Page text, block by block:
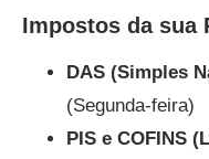
Impostos da sua
DAS (Simples
(Segunda-feira)
PIS e COFINS